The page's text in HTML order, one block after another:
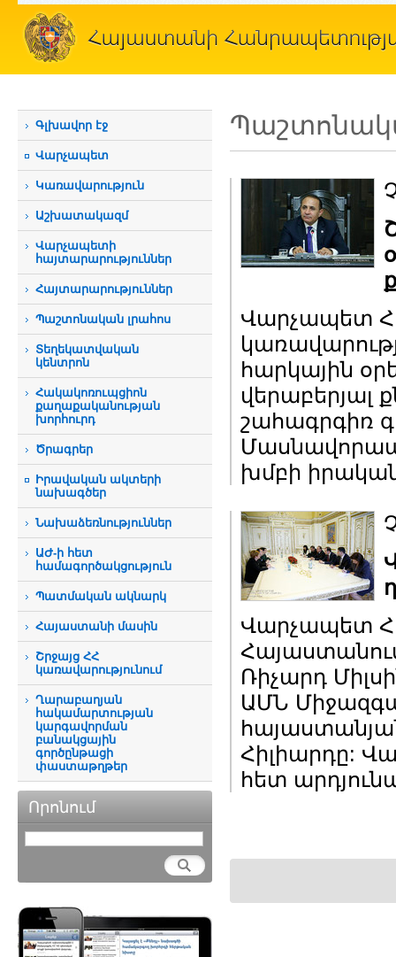
Գլխավոր էջ
Վարչապետ
Կառավարություն
Աշխատակազմ
Վարչապետի
հայտարարություններ
Հայտարարություններ
Պաշտոնական լրահոս
Տեղեկատվական
կենտրոն
Հակակոռուպցիոն
քաղաքականության
խորհուրդ
Ծրագրեր
Իրավական ակտերի
նախագծեր
Նախաձեռնություններ
ԱԺ-ի հետ
համագործակցություն
Պատմական ակնարկ
Հայաստանի մասին
Շրջայց ՀՀ
կառավարությունում
Ղարաբաղյան
հակամարտության
կարգավորման
բանակցային
գործընթացի
փաստաթղթեր
Որոնում
Վարչապետ
հարկային
վերաբերյալ
շահագրգիռ
խմբի
Վարչապետ
Ռիչարդ
ԱՄՆ
Հիլիարդը:
հետ